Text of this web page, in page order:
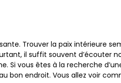
Trouver la paix intérieure
il suffit souvent d’écouter
Si vous êtes à la recherche
bon endroit. Vous allez voir